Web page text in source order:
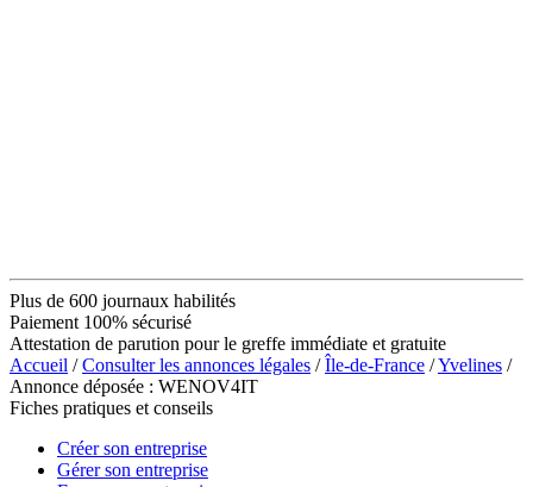
Plus de 600 journaux habilités
Paiement 100% sécurisé
Attestation de parution pour le greffe immédiate et gratuite
Accueil /Consulter les annonces légales /Île-de-France /Yvelines /
Annonce déposée : WENOV4IT
Fiches pratiques et conseils
Créer son entreprise
Gérer son entreprise